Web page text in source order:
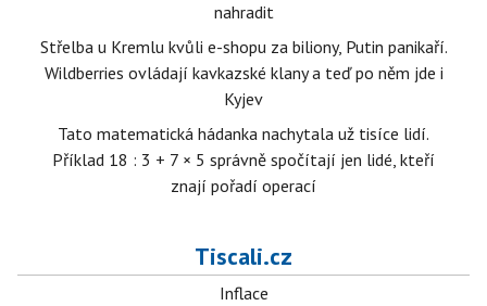
nahradit
Střelba u Kremlu kvůli e-shopu za biliony, Putin panikaří.
Wildberries ovládají kavkazské klany a teď po něm jde i
Kyjev
Tato matematická hádanka nachytala už tisíce lidí.
Příklad 18 : 3 + 7 × 5 správně spočítají jen lidé, kteří
znají pořadí operací
Tiscali.cz
Inflace